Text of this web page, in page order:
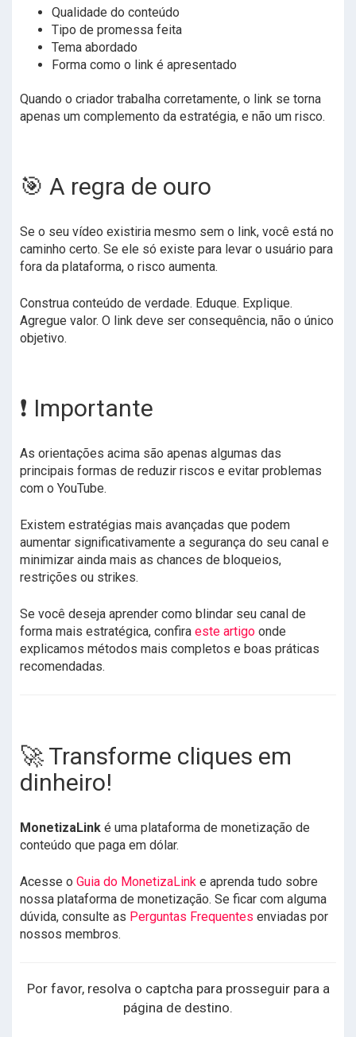
Qualidade do conteúdo
Tipo de promessa feita
Tema abordado
Forma como o link é apresentado
Quando o criador trabalha corretamente, o link se torna
apenas um complemento da estratégia, e não um risco.
🎯 A regra de ouro
Se o seu vídeo existiria mesmo sem o link, você está no
caminho certo. Se ele só existe para levar o usuário para
fora da plataforma, o risco aumenta.
Construa conteúdo de verdade. Eduque. Explique.
Agregue valor. O link deve ser consequência, não o único
objetivo.
❗ Importante
As orientações acima são apenas algumas das
principais formas de reduzir riscos e evitar problemas
com o YouTube.
Existem estratégias mais avançadas que podem
aumentar significativamente a segurança do seu canal e
minimizar ainda mais as chances de bloqueios,
restrições ou strikes.
Se você deseja aprender como blindar seu canal de
forma mais estratégica, confira este artigo onde
explicamos métodos mais completos e boas práticas
recomendadas.
🚀 Transforme cliques em
dinheiro!
MonetizaLink é uma plataforma de monetização de
conteúdo que paga em dólar.
Acesse o Guia do MonetizaLink e aprenda tudo sobre
nossa plataforma de monetização. Se ficar com alguma
dúvida, consulte as Perguntas Frequentes enviadas por
nossos membros.
Por favor, resolva o captcha para prosseguir para a
página de destino.